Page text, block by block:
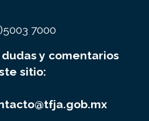
7000
dudas y comentarios
sitio: